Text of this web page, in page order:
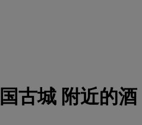
古城 附近的酒